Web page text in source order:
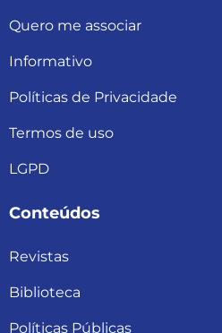
Quero me associar
Informativo
Políticas de Privacidade
Termos de uso
LGPD
Conteúdos
Revistas
Biblioteca
Políticas Públicas